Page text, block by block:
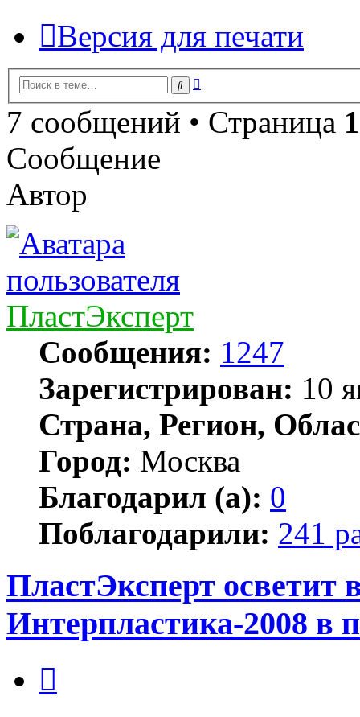
Версия для печати
Поиск
7 сообщений • Страница 1
Сообщение
Автор
ПластЭксперт
Сообщения: 1247
Зарегистрирован: 10
Страна, Регион,
Город: Москва
Благодарил (а): 0
Поблагодарили: 241
ПластЭксперт осветит
Интерпластика-2008 в